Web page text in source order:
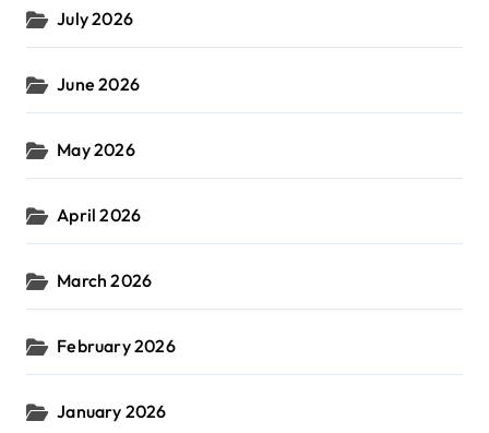
July 2026
June 2026
May 2026
April 2026
March 2026
February 2026
January 2026